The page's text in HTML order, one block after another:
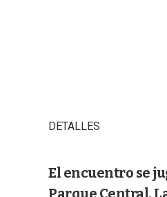
DETALLES
El encuentro se
Parque Central.